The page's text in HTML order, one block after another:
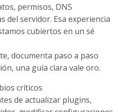
permisos, DNS
del servidor. Esa experiencia
cubiertos en un sé
documenta paso a paso
una guía clara vale oro.
críticos
de actualizar plugins,